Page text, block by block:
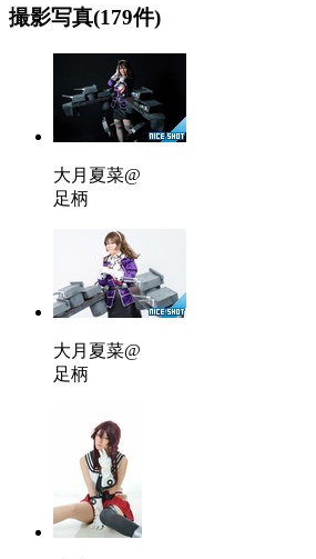
撮影写真(179件)
大月夏菜@
足柄
大月夏菜@
足柄